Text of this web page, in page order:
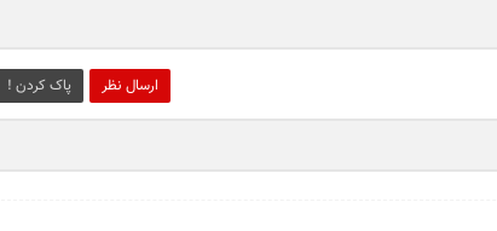
ارسال نظر پاک کردن !